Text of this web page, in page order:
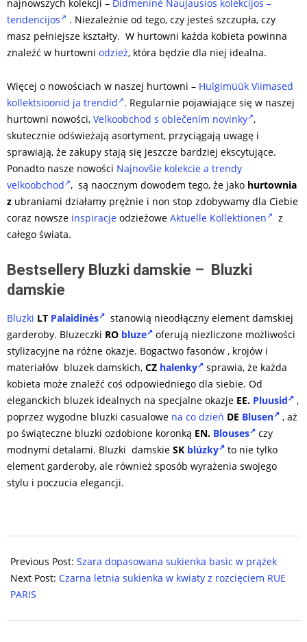
najnowszych kolekcji – Didmeninė Naujausios kolekcijos –
tendencijos
. Niezależnie od tego, czy jesteś szczupła, czy
masz pełniejsze kształty. W hurtowni każda kobieta powinna
znaleźć w hurtowni odzież, która będzie dla niej idealna.
Więcej o nowościach w naszej hurtowni – Hulgimüük Viimased
kollektsioonid ja trendid . Regularnie pojawiające się w naszej
hurtowni nowości, Velkoobchod s oblečením novinky ,
skutecznie odświeżają asortyment, przyciągają uwagę i
sprawiają, że zakupy stają się jeszcze bardziej ekscytujące.
Ponadto nasze nowości Najnovšie kolekcie a trendy
velkoobchod , są naocznym dowodem tego, że jako hurtownia
z ubraniami działamy prężnie i non stop zdobywamy dla Ciebie
coraz nowsze inspiracje odzieżowe Aktuelle Kollektionen
z
całego świata.
Bestsellery Bluzki damskie – Bluzki
damskie
Bluzki LT Palaidinės
stanowią nieodłączny element damskiej
garderoby. Bluzeczki RO bluze
oferują niezliczone możliwości
stylizacyjne na różne okazje. Bogactwo fasonów , krojów i
materiałów bluzek damskich, CZ halenky
sprawia, że każda
kobieta może znaleźć coś odpowiedniego dla siebie. Od
eleganckich bluzek idealnych na specjalne okazje EE. Pluusid
,
poprzez wygodne bluzki casualowe na co dzień DE Blusen
, aż
po świąteczne bluzki ozdobione koronką EN. Blouses
czy
modnymi detalami. Bluzki damskie SK blúzky
to nie tylko
element garderoby, ale również sposób wyrażenia swojego
stylu i poczucia elegancji.
08-
17
Previous Post: Szara dopasowana sukienka basic w prążek
Next Post: Czarna letnia sukienka w kwiaty z rozcięciem RUE
PARIS